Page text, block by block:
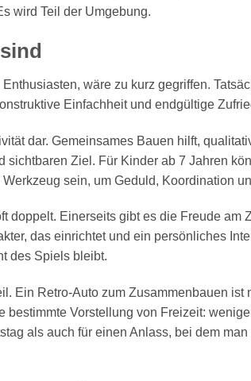
wird Teil der Umgebung.
wäre zu kurz gegriffen.
Einfachheit und endgültige
dar. Gemeinsames Bauen hilft,
Ziel. Für Kinder ab 7 Jahren
sein, um Geduld, Koordination
doppelt. Einerseits gibt es die Freude am
das einrichtet und ein persönliches
des Spiels bleibt.
Ein Retro-Auto zum Zusammenbauen ist
bestimmte Vorstellung von Freizeit:
als auch für einen Anlass, bei dem